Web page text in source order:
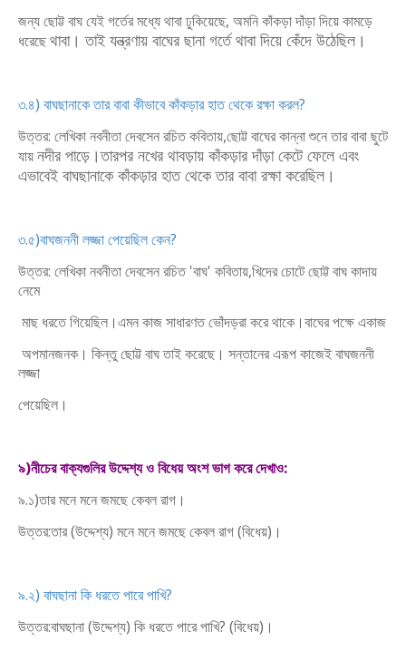
জন্য ছোট্ট বাঘ যেই গর্তের মধ্যে থাবা ঢুকিয়েছে, অমনি কাঁকড়া দাঁড়া দিয়ে কামড়ে
ধরেছেথাবা। তাই যন্ত্রণায় বাঘের ছানা গর্তে থাবা দিয়ে কেঁদে উঠেছিল।
৩.৪) বাঘছানাকে তার বাবা কীভাবে কাঁকড়ার হাত থেকে রক্ষা করল?
উত্তর: লেখিকা নবনীতা দেবসেন রচিত কবিতায়,ছোট্ট বাঘের কান্না শুনে তার বাবা ছুটে
যায়নদীর পাড়ে।তারপর নখের থাবড়ায় কাঁকড়ার দাঁড়া কেটে ফেলে এবং
এভাবেই বাঘছানাকেকাঁকড়ার হাত থেকে তার বাবা রক্ষা করেছিল।
৩.৫)বাঘজননী লজ্জা পেয়েছিল কেন?
উত্তর: লেখিকা নবনীতা দেবসেন রচিত 'বাঘ' কবিতায়,খিদের চোটে ছোট্ট বাঘ কাদায়
নেমে
মাছ ধরতে গিয়েছিল।এমন কাজ সাধারণত ভোঁদড়রা করে থাকে।বাঘের পক্ষে একাজ
অপমানজনক। কিন্তু ছোট্ট বাঘ তাই করেছে। সন্তানের এরূপ কাজেই বাঘজননী
লজ্জা
পেয়েছিল।
৯)নীচের বাক্যগুলির উদ্দেশ্য ও বিধেয় অংশ ভাগ করে দেখাও:
৯.১)তার মনে মনে জমছে কেবল রাগ।
উত্তর:তার (উদ্দেশ্য) মনে মনে জমছে কেবল রাগ (বিধেয়)।
৯.২) বাঘছানা কি ধরতে পারে পাখি?
উত্তর:বাঘছানা (উদ্দেশ্য) কি ধরতে পারে পাখি? (বিধেয়)।